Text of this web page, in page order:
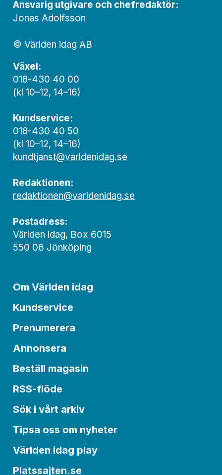
Ansvarig utgivare och chef­redaktör:
Jonas Adolfsson
© Världen idag AB
Växel:
018-430 40 00
(kl 10–12, 14–16)
Kundservice:
018-430 40 50
(kl 10–12, 14–16)
kundtjanst@varldenidag.se
Redaktionen:
redaktionen@varldenidag.se
Postadress:
Världen idag, Box 6015
550 06 Jönköping
Om Världen idag
Kundservice
Prenumerera
Annonsera
Beställ magasin
RSS-flöde
Sök i vårt arkiv
Tipsa oss om nyheter
Världen idag play
Platssajten.se